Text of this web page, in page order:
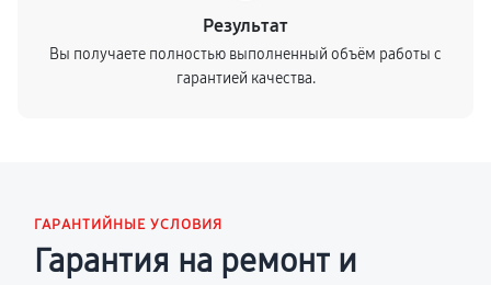
Результат
Вы получаете полностью выполненный объём работы с
гарантией качества.
ГАРАНТИЙНЫЕ УСЛОВИЯ
Гарантия на ремонт и